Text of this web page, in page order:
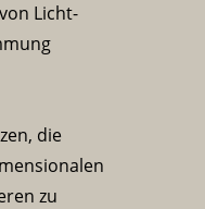
Licht-
die
zu